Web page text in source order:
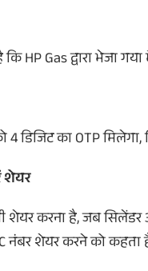
कि HP Gas द्वारा
का OTP मिलेगा,
शेयर
शेयर करना है, जब
नंबर शेयर करने को कहता